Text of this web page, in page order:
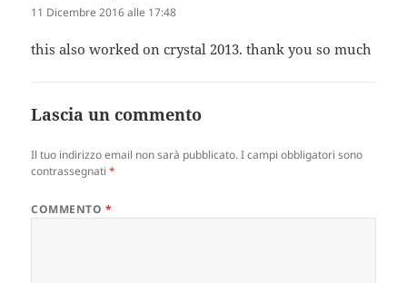
detto:
11 Dicembre 2016 alle 17:48
this also worked on crystal 2013. thank you so much
Lascia un commento
Il tuo indirizzo email non sarà pubblicato. I campi obbligatori sono
contrassegnati*
COMMENTO *